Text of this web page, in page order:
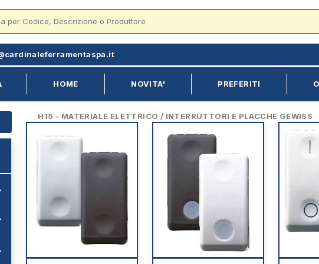
HOME NOVITA' PREFERITI
H15 - MATERIALE ELETTRICO / INTERRUTTORI E PLACCHE GEWISS